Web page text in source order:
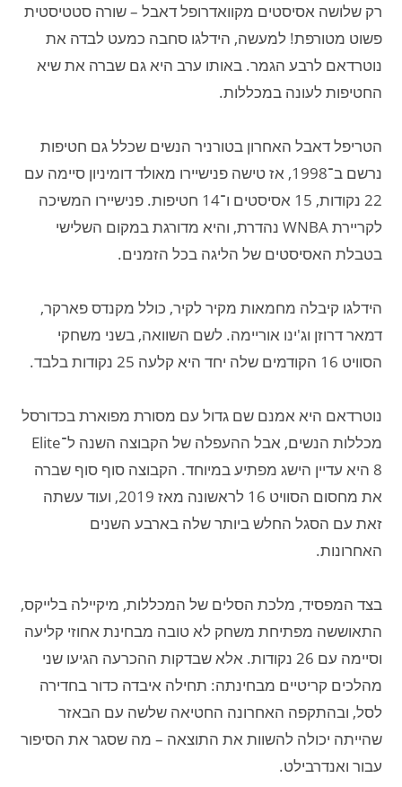
רק שלושה אסיסטים מקוואדרופל דאבל – שורה סטטיסטית
פשוט מטורפת! למעשה, הידלגו סחבה כמעט לבדה את
נוטרדאם לרבע הגמר. באותו ערב היא גם שברה את שיא
החטיפות לעונה במכללות.
הטריפל דאבל האחרון בטורניר הנשים שכלל גם חטיפות
נרשם ב־1998, אז טישה פנישיירו מאולד דומיניון סיימה עם
22 נקודות, 15 אסיסטים ו־14 חטיפות. פנישיירו המשיכה
לקריירת WNBA נהדרת, והיא מדורגת במקום השלישי
בטבלת האסיסטים של הליגה בכל הזמנים.
הידלגו קיבלה מחמאות מקיר לקיר, כולל מקנדס פארקר,
דמאר דרוזן וג'ינו אוריימה. לשם השוואה, בשני משחקי
הסוויט 16 הקודמים שלה יחד היא קלעה 25 נקודות בלבד.
נוטרדאם היא אמנם שם גדול עם מסורת מפוארת בכדורסל
מכללות הנשים, אבל ההעפלה של הקבוצה השנה ל־Elite
8 היא עדיין הישג מפתיע במיוחד. הקבוצה סוף סוף שברה
את מחסום הסוויט 16 לראשונה מאז 2019, ועוד עשתה
זאת עם הסגל החלש ביותר שלה בארבע השנים
האחרונות.
בצד המפסיד, מלכת הסלים של המכללות, מיקיילה בלייקס,
התאוששה מפתיחת משחק לא טובה מבחינת אחוזי קליעה
וסיימה עם 26 נקודות. אלא שבדקות ההכרעה הגיעו שני
מהלכים קריטיים מבחינתה: תחילה איבדה כדור בחדירה
לסל, ובהתקפה האחרונה החטיאה שלשה עם הבאזר
שהייתה יכולה להשוות את התוצאה – מה שסגר את הסיפור
עבור ואנדרבילט.